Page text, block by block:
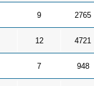
9 2765
12 4721
7 948